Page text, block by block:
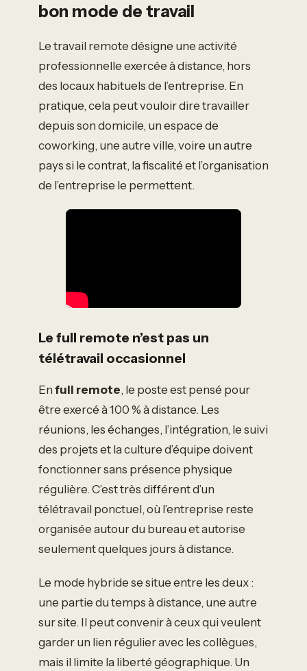
bon mode de travail
Le travail remote désigne une activité
professionnelle exercée à distance, hors
des locaux habituels de l’entreprise. En
pratique, cela peut vouloir dire travailler
depuis son domicile, un espace de
coworking, une autre ville, voire un autre
pays si le contrat, la fiscalité et l’organisation
de l’entreprise le permettent.
Le full remote n’est pas un
télétravail occasionnel
En full remote, le poste est pensé pour
être exercé à 100 % à distance. Les
réunions, les échanges, l’intégration, le suivi
des projets et la culture d’équipe doivent
fonctionner sans présence physique
régulière. C’est très différent d’un
télétravail ponctuel, où l’entreprise reste
organisée autour du bureau et autorise
seulement quelques jours à distance.
Le mode hybride se situe entre les deux :
une partie du temps à distance, une autre
sur site. Il peut convenir à ceux qui veulent
garder un lien régulier avec les collègues,
mais il limite la liberté géographique. Un